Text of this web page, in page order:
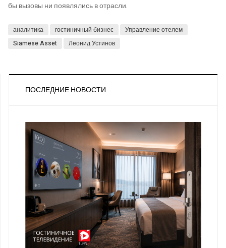
бы вызовы ни появлялись в отрасли.
аналитика гостиничный бизнес
Управление отелем
Siamese Asset
Леонид Устинов
ПОСЛЕДНИЕ НОВОСТИ